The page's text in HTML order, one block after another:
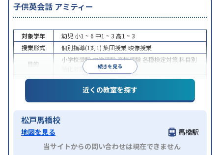
子供英会話 アミティー
続きを見る
対象学年 幼児 小1 ~ 6 中1 ~ 3 高1 ~ 3
授業形式
個別指導(1対1) 集団授業映像授業
目的
小学校受験中学受験高校受験 各種検定対策科目別
特化対策
授業の振替可能学習にPC・タブレットを利用オン
ライン対応1科目から受講可能
近くの教室を探す
松戸馬橋校
地図を見る
馬橋駅
当サイトからの問い合わせは現在できません